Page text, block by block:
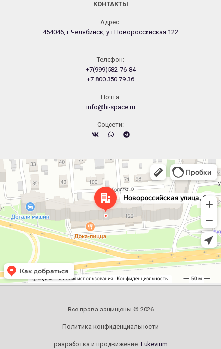
КОНТАКТЫ
Адрес:
454046, г.Челябинск, ул.Новороссийская 122
Телефон:
+7(999)582-76-84
+7 800 350 79 36
Почта:
info@hi-space.ru
Cоцсети:
Челябинск
Новороссийская улица, 122 — Яндекс.Карты
Все права защищены © 2026
Политика конфиденциальности
разработка и продвижение: Lukevium